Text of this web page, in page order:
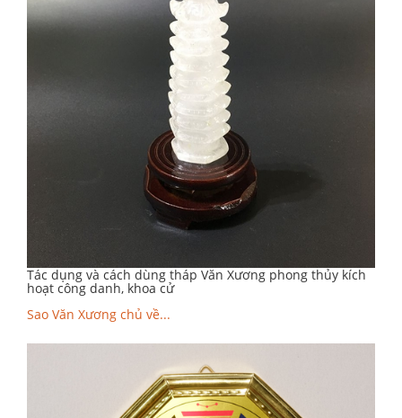
Tác dụng và cách dùng tháp Văn Xương phong thủy kích
hoạt công danh, khoa cử
Sao Văn Xương chủ về...